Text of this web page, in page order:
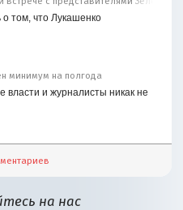
о том, что Лукашенко
минимум на полгода
власти и журналисты никак не
на нас